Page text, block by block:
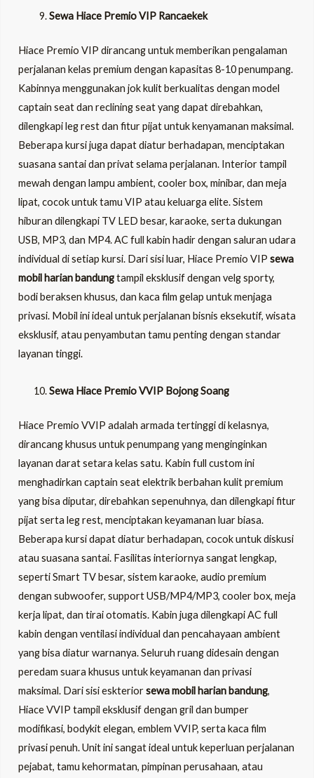
Sewa Hiace Premio VIP Rancaekek
Hiace Premio VIP dirancang untuk memberikan pengalaman
perjalanan kelas premium dengan kapasitas 8-10 penumpang.
Kabinnya menggunakan jok kulit berkualitas dengan model
captain seat dan reclining seat yang dapat direbahkan,
dilengkapi leg rest dan fitur pijat untuk kenyamanan maksimal.
Beberapa kursi juga dapat diatur berhadapan, menciptakan
suasana santai dan privat selama perjalanan. Interior tampil
mewah dengan lampu ambient, cooler box, minibar, dan meja
lipat, cocok untuk tamu VIP atau keluarga elite. Sistem
hiburan dilengkapi TV LED besar, karaoke, serta dukungan
USB, MP3, dan MP4. AC full kabin hadir dengan saluran udara
individual di setiap kursi. Dari sisi luar, Hiace Premio VIP sewa
mobil harian bandungtampil eksklusif dengan velg sporty,
bodi beraksen khusus, dan kaca film gelap untuk menjaga
privasi. Mobil ini ideal untuk perjalanan bisnis eksekutif, wisata
eksklusif, atau penyambutan tamu penting dengan standar
layanan tinggi.
Sewa Hiace Premio VVIP Bojong Soang
Hiace Premio VVIP adalah armada tertinggi di kelasnya,
dirancang khusus untuk penumpang yang menginginkan
layanan darat setara kelas satu. Kabin full custom ini
menghadirkan captain seat elektrik berbahan kulit premium
yang bisa diputar, direbahkan sepenuhnya, dan dilengkapi fitur
pijat serta leg rest, menciptakan keyamanan luar biasa.
Beberapa kursi dapat diatur berhadapan, cocok untuk diskusi
atau suasana santai. Fasilitas interiornya sangat lengkap,
seperti Smart TV besar, sistem karaoke, audio premium
dengan subwoofer, support USB/MP4/MP3, cooler box, meja
kerja lipat, dan tirai otomatis. Kabin juga dilengkapi AC full
kabin dengan ventilasi individual dan pencahayaan ambient
yang bisa diatur warnanya. Seluruh ruang didesain dengan
peredam suara khusus untuk keyamanan dan privasi
maksimal. Dari sisi eskteriorsewa mobil harian bandung,
Hiace VVIP tampil eksklusif dengan gril dan bumper
modifikasi, bodykit elegan, emblem VVIP, serta kaca film
privasi penuh. Unit ini sangat ideal untuk keperluan perjalanan
pejabat, tamu kehormatan, pimpinan perusahaan, atau